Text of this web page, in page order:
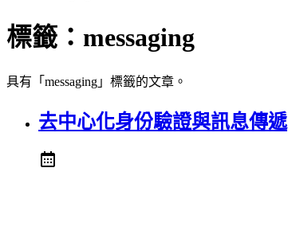
標籤： messaging
具有「messaging」標籤的文章。
去中心化身份驗證與訊息傳遞